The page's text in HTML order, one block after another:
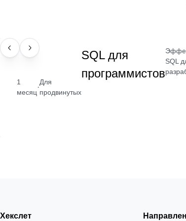
НАВЫК
1
месяц
·
Для
продвинутых
SQL для
программистов
SQL
Хекслет